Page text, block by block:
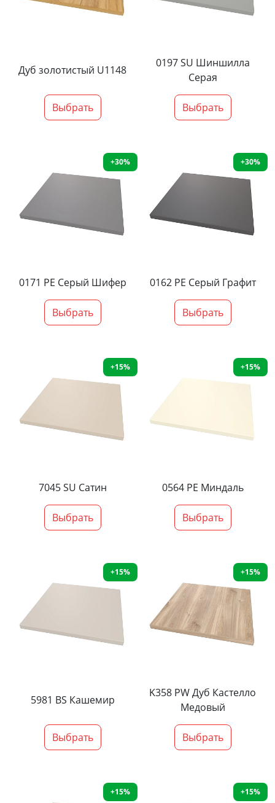
Дуб золотистый U1148
Выбрать
0197 SU Шиншилла
Серая
Выбрать
+30%
0171 PE Серый Шифер
Выбрать
+30%
0162 PE Серый Графит
Выбрать
+15%
7045 SU Сатин
Выбрать
+15%
0564 PE Миндаль
Выбрать
+15%
5981 BS Кашемир
Выбрать
+15%
K358 PW Дуб Кастелло
Медовый
Выбрать
+15% +15%